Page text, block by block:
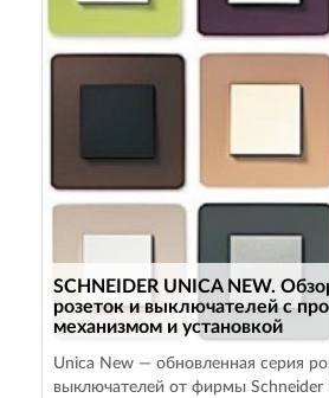
SCHNEIDER UNICA NEW.
розеток и выключателей с
механизмом и установкой
Unica New — обновленная серия
выключателей от фирмы Schneider